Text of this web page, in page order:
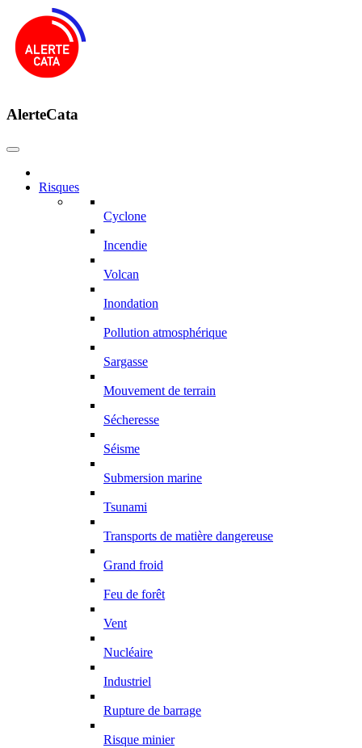
AlerteCata
Risques
Cyclone
Incendie
Volcan
Inondation
Pollution atmosphérique
Sargasse
Mouvement de terrain
Sécheresse
Séisme
Submersion marine
Tsunami
Transports de matière dangereuse
Grand froid
Feu de forêt
Vent
Nucléaire
Industriel
Rupture de barrage
Risque minier